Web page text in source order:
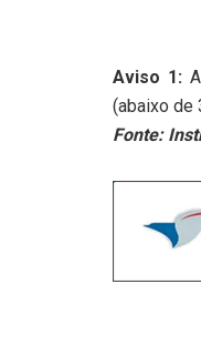
Aviso 1:
(abaixo de
Fonte: